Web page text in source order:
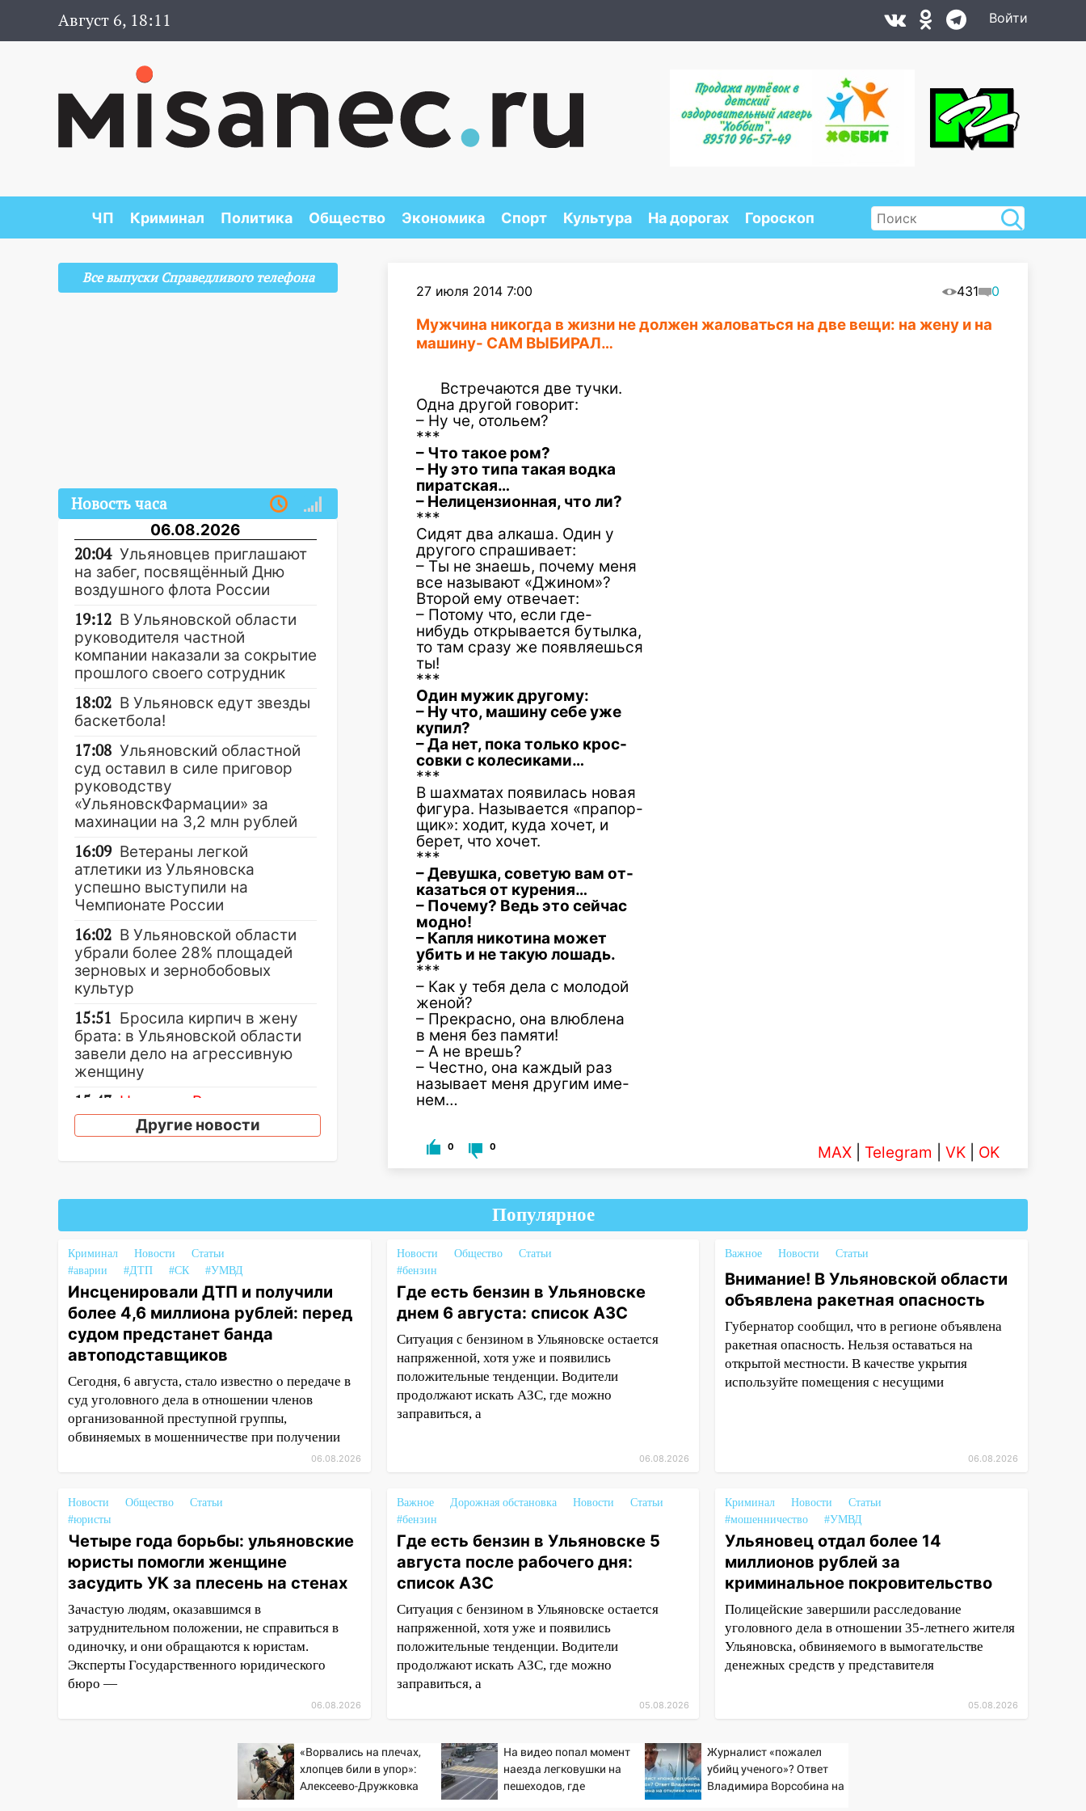
Август 6, 18:11 Войти
ЧП Криминал Политика Общество Экономика Спорт Культура На дорогах Гороскоп
27 июля 2014 7:00 431 0
Мужчина никогда в жизни не должен жаловаться на две вещи: на жену и на
машину- САМ ВЫБИРАЛ…
Встречаются две тучки.
Одна другой говорит:
– Ну че, отольем?
***
– Что такое ром?
– Ну это типа такая водка
пиратская…
– Нелицензионная, что ли?
***
Сидят два алкаша. Один у
другого спрашивает:
– Ты не знаешь, почему меня
все называют «Джином»?
Второй ему отвечает:
– Потому что, если где-
нибудь открывается бутылка,
то там сразу же появляешься
ты!
***
Один мужик другому:
– Ну что, машину себе уже
купил?
– Да нет, пока только крос-
совки с колесиками…
***
В шахматах появилась новая
фигура. Называется «прапор-
щик»: ходит, куда хочет, и
берет, что хочет.
***
– Девушка, советую вам от-
казаться от курения…
– Почему? Ведь это сейчас
модно!
– Капля никотина может
убить и не такую лошадь.
***
– Как у тебя дела с молодой
женой?
– Прекрасно, она влюблена
в меня без памяти!
– А не врешь?
– Честно, она каждый раз
называет меня другим име-
нем…
0 0 MAX Telegram VK OK
Все выпуски Справедливого телефона
Новость часа
06.08.2026
20:04 Ульяновцев приглашают
на забег, посвящённый Дню
воздушного флота России
19:12 В Ульяновской области
руководителя частной
компании наказали за сокрытие
прошлого своего сотрудник
18:02 В Ульяновск едут звезды
баскетбола!
17:08 Ульяновский областной
суд оставил в силе приговор
руководству
«УльяновскФармации» за
махинации на 3,2 млн рублей
16:09 Ветераны легкой
атлетики из Ульяновска
успешно выступили на
Чемпионате России
16:02 В Ульяновской области
убрали более 28% площадей
зерновых и зернобобовых
культур
15:51 Бросила кирпич в жену
брата: в Ульяновской области
завели дело на агрессивную
женщину
15:47 На улице Радищева
сбили курьера: крупная авария
в Ульяновске
женщины оказался
14:26
В Ульяновске ограничат
движение по улице Ефремова
14:23 67% ульяновцев готовы
передумать увольняться, если
им повысят зарплату
14:01 Инсценировали ДТП и
получили более 4,6 миллиона
рублей: перед судом
предстанет банда
автоподставщиков
13:00
В суде защитили
репутацию мужчины, которого
необоснованно обвиняли в
жестоком обращении с
животными
12:28 Миллион на «льготниках»:
в Ульяновской области
перевозчик провернул хитрую
схему с чужими проездными
12:10
Снят режим «Ракетная
опасность» на территории
Другие новости
Популярное
Криминал Новости
Статьи
#аварии
#ДТП #СК #УМВД
Инсценировали ДТП и получили
более 4,6 миллиона рублей: перед
судом предстанет банда
автоподставщиков
Сегодня, 6 августа, стало известно о передаче в
суд уголовного дела в отношении членов
организованной преступной группы,
обвиняемых в мошенничестве при получении
06.08.2026
Новости Общество
Статьи
#бензин
Где есть бензин в Ульяновске
днем 6 августа: список АЗС
Ситуация с бензином в Ульяновске остается
напряженной, хотя уже и появились
положительные тенденции. Водители
продолжают искать АЗС, где можно
заправиться, а
06.08.2026
Важное Новости Статьи
Внимание! В Ульяновской области
объявлена ракетная опасность
Губернатор сообщил, что в регионе объявлена
ракетная опасность. Нельзя оставаться на
открытой местности. В качестве укрытия
используйте помещения с несущими
06.08.2026
Новости Общество
Статьи
#юристы
Четыре года борьбы: ульяновские
юристы помогли женщине
засудить УК за плесень на стенах
Зачастую людям, оказавшимся в
затруднительном положении, не справиться в
одиночку, и они обращаются к юристам.
Эксперты Государственного юридического
бюро —
06.08.2026
Важное Дорожная обстановка Новости
Статьи
#бензин
Где есть бензин в Ульяновске 5
августа после рабочего дня:
список АЗС
Ситуация с бензином в Ульяновске остается
напряженной, хотя уже и появились
положительные тенденции. Водители
продолжают искать АЗС, где можно
заправиться, а
05.08.2026
Криминал Новости
Статьи
#мошенничество
#УМВД
Ульяновец отдал более 14
миллионов рублей за
криминальное покровительство
Полицейские завершили расследование
уголовного дела в отношении 35-летнего жителя
Ульяновска, обвиняемого в вымогательстве
денежных средств у представителя
05.08.2026
«Ворвались на плечах,
хлопцев били в упор»:
Алексеево-Дружковка
На видео попал момент
наезда легковушки на
пешеходов, где
Журналист «пожалел
убийц ученого»? Ответ
Владимира Ворсобина на